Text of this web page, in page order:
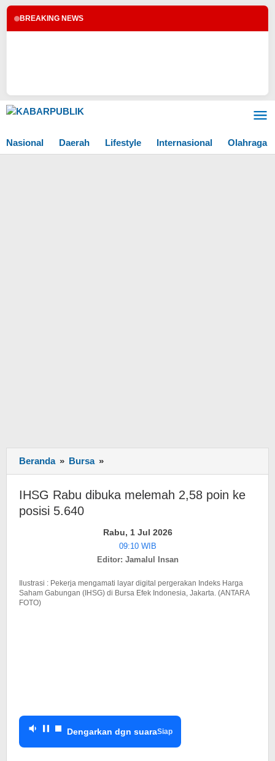
BREAKING NEWS
Lewati
Nasional
Daerah Lifestyle Internasional Olahraga
Beranda » Bursa »
Rabu
dibuka
melemah
poin
posisi
IHSG Rabu dibuka melemah 2,58 poin ke
posisi 5.640
Rabu, 1 Jul 2026
09:10 WIB
Editor: Jamalul Insan
Ilustrasi : Pekerja mengamati layar digital pergerakan Indeks Harga
Saham Gabungan (IHSG) di Bursa Efek Indonesia, Jakarta. (ANTARA
FOTO)
Dengarkan dgn suaraSiap